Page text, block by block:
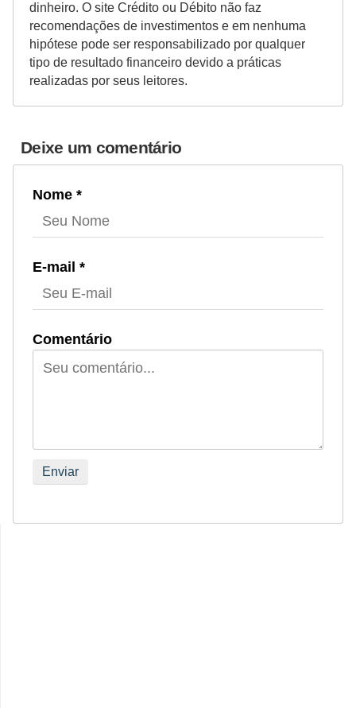
dinheiro. O site Crédito ou Débito não faz
recomendações de investimentos e em nenhuma
hipótese pode ser responsabilizado por qualquer
tipo de resultado financeiro devido a práticas
realizadas por seus leitores.
Deixe um comentário
Nome *
E-mail *
Comentário